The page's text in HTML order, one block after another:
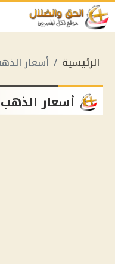
الرئيسية أسعار
أسعار